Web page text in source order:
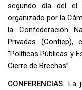
segundo día del el
organizado por la
la Confederación
Privadas
“Políticas Públicas y
Cierre de Brechas”.
CONFERENCIAS. La